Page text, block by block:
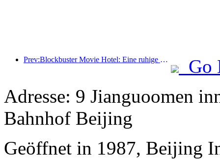
Prev:Blockbuster Movie Hotel: Eine ruhige Reise in verträumtem Licht und Schatten
Go
Adresse: 9 Jianguoomen
Bahnhof Beijing
Geöffnet in 1987, Beijing